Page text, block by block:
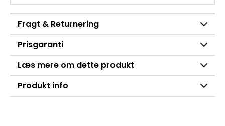
Fragt & Returnering
Prisgaranti
Læs mere om dette produkt
Produkt info